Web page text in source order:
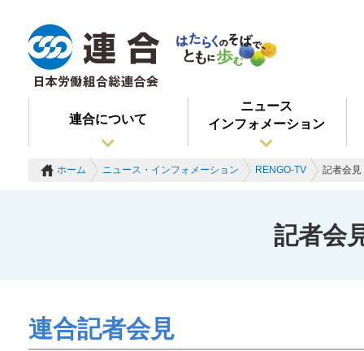
連合について
ニュース
インフォメーション
ホーム ニュース・インフォメーション RENGO-TV 記者会
記者会
連合記者会見